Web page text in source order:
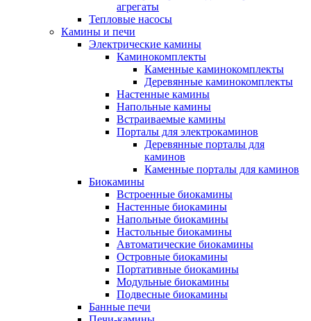
агрегаты
Тепловые насосы
Камины и печи
Электрические камины
Каминокомплекты
Каменные каминокомплекты
Деревянные каминокомплекты
Настенные камины
Напольные камины
Встраиваемые камины
Порталы для электрокаминов
Деревянные порталы для
каминов
Каменные порталы для каминов
Биокамины
Встроенные биокамины
Настенные биокамины
Напольные биокамины
Настольные биокамины
Автоматические биокамины
Островные биокамины
Портативные биокамины
Модульные биокамины
Подвесные биокамины
Банные печи